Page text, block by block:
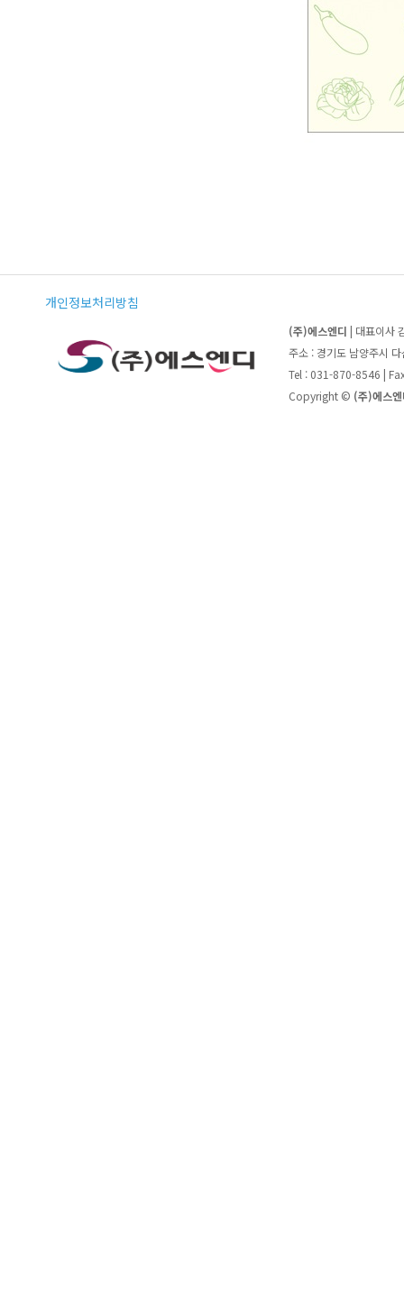
개인정보처리방침
(주)에스엔디 | 대표이사
주소 : 경기도 남양주시
Tel : 031-870-8546 |
Copyright © (주)에스